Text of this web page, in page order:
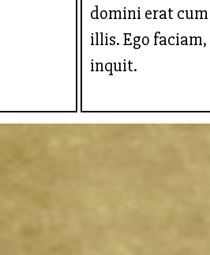
domini erat cum
illis. Ego faciam,
inquit.